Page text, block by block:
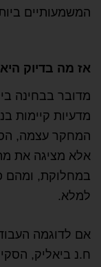
המשמעותיים
אז מה בדיוק
מדובר בבחינה
מדעיות קיימות
המחקר עצמה,
אלא מציגה את
במחלוקת, ומהם
למלא.
אם לדוגמה
ח.נ ביאליק,